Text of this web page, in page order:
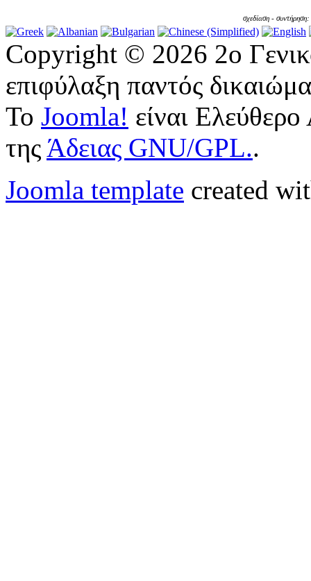
σχεδίαση -
Copyright © 2026 2ο
επιφύλαξη παντός
Το Joomla! είναι Ελεύθερο
της Άδειας GNU/GPL..
Joomla template created